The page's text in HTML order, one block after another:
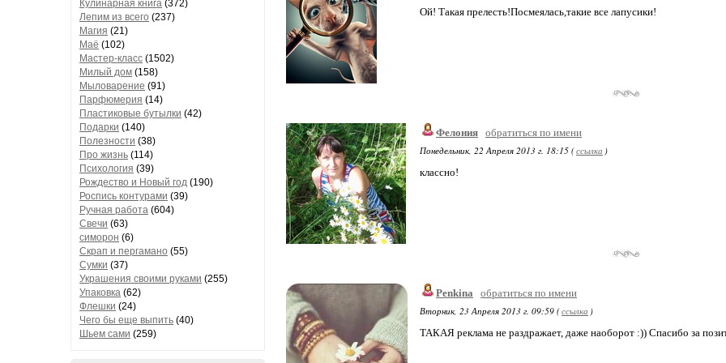
Кулинарная книга (372)
Лепим из всего (237)
Магия (21)
Маё (102)
Мастер-класс (1502)
Милый дом (158)
Мыловарение (91)
Парфюмерия (14)
Пластиковые бутылки (42)
Подарки (140)
Полезности (38)
Про жизнь (114)
Психология (39)
Рождество и Новый год (190)
Роспись контурами (39)
Ручная работа (604)
Свечи (63)
симорон (6)
Скрап и пергамано (55)
Сумки (37)
Украшения своими руками (255)
Упаковка (62)
Флешки (24)
Чего бы еще выпить (40)
Шьем сами (259)
Ой! Такая прелесть!Посмеялась,такие все лапусики!
Фелония обратиться по имени
Понедельник, 22 Апреля 2013 г. 18:15 (ссылка )
классно!
Penkina
обратиться по имени
Вторник, 23 Апреля 2013 г. 09:59 (ссылка )
ТАКАЯ реклама не раздражает, даже наоборот :)) Спасибо за